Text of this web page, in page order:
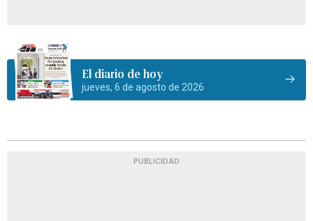
El diario de hoy
jueves, 6 de agosto de 2026
PUBLICIDAD